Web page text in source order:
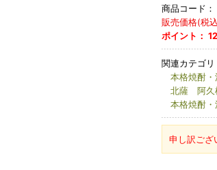
商品コード：
販売価格(税
ポイント： 12
関連カテゴリ
本格焼酎・
北薩 阿久
本格焼酎・
申し訳ござ